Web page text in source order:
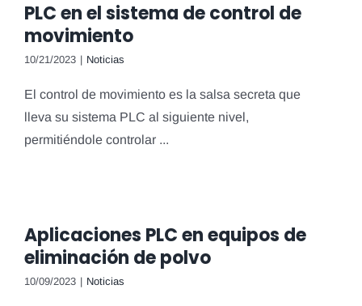
PLC en el sistema de control de
movimiento
10/21/2023 | Noticias
El control de movimiento es la salsa secreta que
lleva su sistema PLC al siguiente nivel,
permitiéndole controlar ...
Aplicaciones PLC en equipos de
eliminación de polvo
10/09/2023 | Noticias